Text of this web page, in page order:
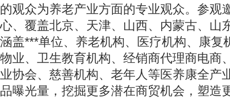
的观众为养老产业方面的专业观众。参观
心、覆盖北京、天津、山西、内蒙古、山
涵盖***单位、养老机构、医疗机构、康复
物业、卫生教育机构、经销商代理商电商
业协会、慈善机构、老年人等医养康全产
品曝光量，挖掘更多潜在商贸机会，塑造